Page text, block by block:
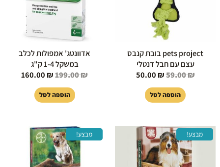
pets project בובת קנבס
עצם עם חבל דנטלי
59.00₪
50.00 ₪
הוספה לסל
אדוונטג' אמפולות לכלב
במשקל 1-4 ק"ג
199.00₪
160.00 ₪
הוספה לסל
מבצע!
המחיר
המקורי
היה:
199.00 ₪.
מבצע!
המחיר
המקורי
היה:
199.00 ₪.